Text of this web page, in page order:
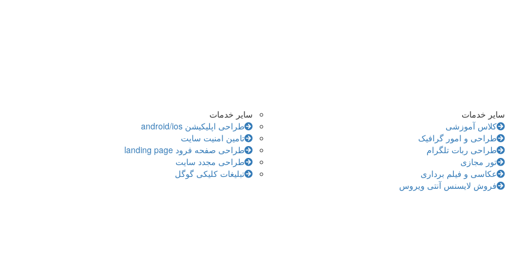
سایر خدمات
طراحی اپلیکیشن android/ios
تامین امنیت سایت
طراحی صفحه فرود landing page
طراحی مجدد سایت
تبلیغات کلیکی گوگل
سایر خدمات
کلاس آموزشی
طراحی و امور گرافیک
طراحی ربات تلگرام
تور مجازی
عکاسی و فیلم برداری
فروش لایسنس آنتی ویروس